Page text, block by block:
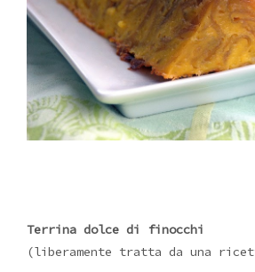
Terrina dolce di finocchi
(liberamente tratta da una